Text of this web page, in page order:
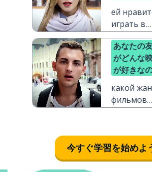
ど、テニス
方が好き
ей
играть в
но она
теннис
あなたの
がどんな
が好きな
какой
фильмов
今すぐ学習を始めよ